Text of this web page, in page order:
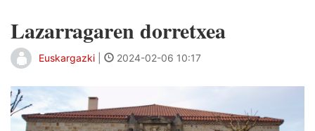
Lazarragaren dorretxea
Euskargazki 2024-02-06 10:17